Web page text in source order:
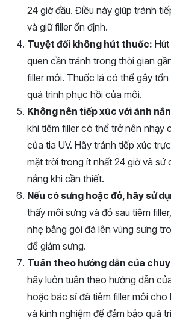
24 giờ đầu. Điều này giúp tránh
và giữ filler ổn định.
Tuyệt đối không hút thuốc:
quen cần tránh trong thời gian
filler môi. Thuốc lá có thể gây
quá trình phục hồi của môi.
Không nên tiếp xúc với ánh
khi tiêm filler có thể trở nên nhạy
của tia UV. Hãy tránh tiếp xúc
mặt trời trong ít nhất 24 giờ và sử
nắng khi cần thiết.
Nếu có sưng hoặc đỏ, hãy sử
thấy môi sưng và đỏ sau tiêm
nhẹ bằng gói đá lên vùng sưng
để giảm sưng.
Tuân theo hướng dẫn của
hãy luôn tuân theo hướng dẫn
hoặc bác sĩ đã tiêm filler môi cho
và kinh nghiệm để đảm bảo quá